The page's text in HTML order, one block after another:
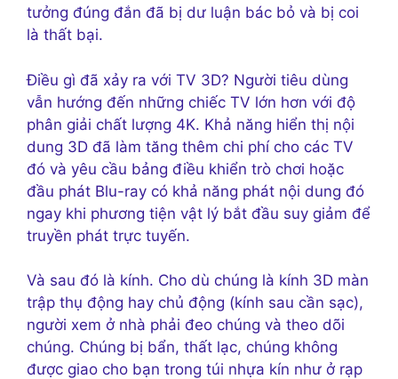
tưởng đúng đắn đã bị dư luận bác bỏ và bị coi
là thất bại.
Điều gì đã xảy ra với TV 3D? Người tiêu dùng
vẫn hướng đến những chiếc TV lớn hơn với độ
phân giải chất lượng 4K. Khả năng hiển thị nội
dung 3D đã làm tăng thêm chi phí cho các TV
đó và yêu cầu bảng điều khiển trò chơi hoặc
đầu phát Blu-ray có khả năng phát nội dung đó
ngay khi phương tiện vật lý bắt đầu suy giảm để
truyền phát trực tuyến.
Và sau đó là kính. Cho dù chúng là kính 3D màn
trập thụ động hay chủ động (kính sau cần sạc),
người xem ở nhà phải đeo chúng và theo dõi
chúng. Chúng bị bẩn, thất lạc, chúng không
được giao cho bạn trong túi nhựa kín như ở rạp